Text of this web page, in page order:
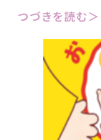
つづきを読む＞